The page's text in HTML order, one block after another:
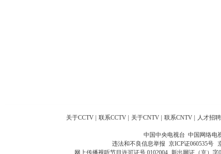
关于CCTV 联系CCTV 关于CNTV 联系CNTV 人才招聘
中国中央电视台 中国网络电
违法和不良信息举报 京ICP证060535号
网上传播视听节目许可证号 0102004 新出网证（京）